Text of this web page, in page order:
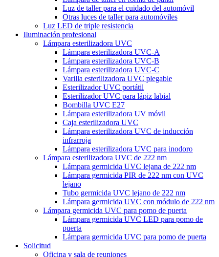
Luz de taller para el cuidado del automóvil
Otras luces de taller para automóviles
Luz LED de triple resistencia
Iluminación profesional
Lámpara esterilizadora UVC
Lámpara esterilizadora UVC-A
Lámpara esterilizadora UVC-B
Lámpara esterilizadora UVC-C
Varilla esterilizadora UVC plegable
Esterilizador UVC portátil
Esterilizador UVC para lápiz labial
Bombilla UVC E27
Lámpara esterilizadora UV móvil
Caja esterilizadora UVC
Lámpara esterilizadora UVC de inducción
infrarroja
Lámpara esterilizadora UVC para inodoro
Lámpara esterilizadora UVC de 222 nm
Lámpara germicida UVC lejana de 222 nm
Lámpara germicida PIR de 222 nm con UVC
lejano
Tubo germicida UVC lejano de 222 nm
Lámpara germicida UVC con módulo de 222 nm
Lámpara germicida UVC para pomo de puerta
Lámpara germicida UVC LED para pomo de
puerta
Lámpara germicida UVC para pomo de puerta
Solicitud
Oficina y sala de reuniones